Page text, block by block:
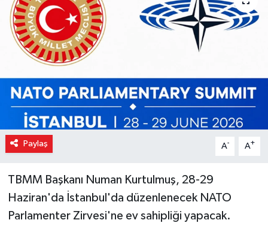
Paylaş A- A+
TBMM Başkanı Numan Kurtulmuş, 28-29
Haziran'da İstanbul'da düzenlenecek NATO
Parlamenter Zirvesi'ne ev sahipliği yapacak.